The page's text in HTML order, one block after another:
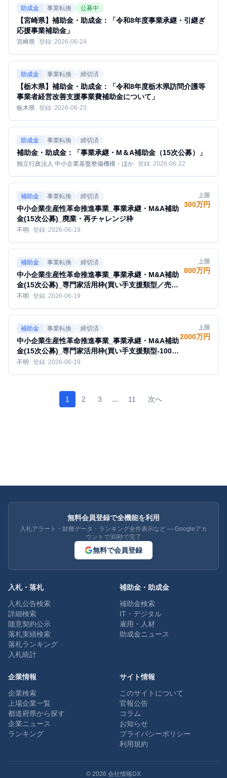
助成金 事業転換 公募中
【宮崎県】補助金・助成金：「令和8年度事業承継・引継ぎ
応援事業補助金」
宮崎県 登録: 2026-06-24
助成金 事業転換 締切済
【栃木県】補助金・助成金：「令和8年度栃木県訪問介護等
事業者経営改善支援事業費補助金について」
栃木県 登録: 2026-06-23
助成金 事業転換 締切済
補助金・助成金：「事業承継・M＆A補助金（15次公募）」
独立行政法人 中小企業基盤整備機構・ほか 登録: 2026-06-22
補助金 事業転換 締切済
中小企業生産性革命推進事業_事業承継・M&A補助
金(15次公募)_廃業・再チャレンジ枠
不明 登録: 2026-06-19
上限
300万円
補助金 事業転換 締切済
中小企業生産性革命推進事業_事業承継・M&A補助
金(15次公募)_専門家活用枠(買い手支援類型／売り
手支援類型)
不明 登録: 2026-06-19
上限
800万円
補助金 事業転換 締切済
中小企業生産性革命推進事業_事業承継・M&A補助
金(15次公募)_専門家活用枠(買い手支援類型-100億
企業特例)
不明 登録: 2026-06-19
上限
2000万円
1 2 3 ... 11 次へ
無料会員登録で全機能を利用
入札アラート・財務データ・ランキング全件表示など — Googleアカ
ウントで30秒で完了
無料で会員登録
入札・落札
入札公告検索
詳細検索
随意契約公示
落札実績検索
落札ランキング
入札統計
補助金・助成金
補助金検索
IT・デジタル
雇用・人材
助成金ニュース
企業情報
企業検索
上場企業一覧
都道府県から探す
企業ニュース
ランキング
サイト情報
このサイトについて
官報公告
コラム
お知らせ
プライバシーポリシー
利用規約
© 2026 会社情報DX